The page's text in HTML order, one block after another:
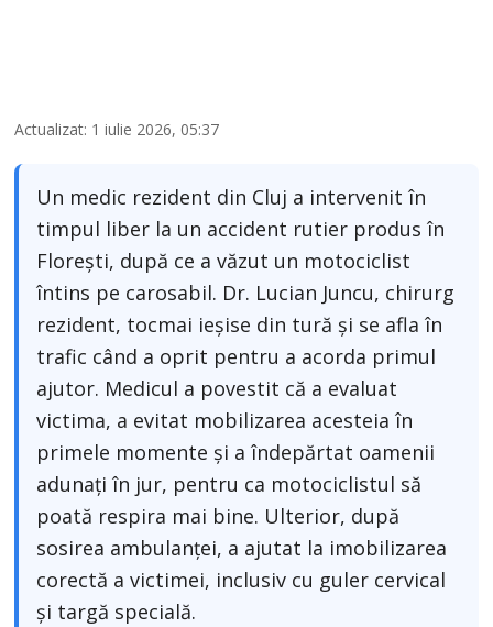
Actualizat: 1 iulie 2026, 05:37
Un medic rezident din Cluj a intervenit în
timpul liber la un accident rutier produs în
Florești, după ce a văzut un motociclist
întins pe carosabil. Dr. Lucian Juncu, chirurg
rezident, tocmai ieșise din tură și se afla în
trafic când a oprit pentru a acorda primul
ajutor. Medicul a povestit că a evaluat
victima, a evitat mobilizarea acesteia în
primele momente și a îndepărtat oamenii
adunați în jur, pentru ca motociclistul să
poată respira mai bine. Ulterior, după
sosirea ambulanței, a ajutat la imobilizarea
corectă a victimei, inclusiv cu guler cervical
și targă specială.